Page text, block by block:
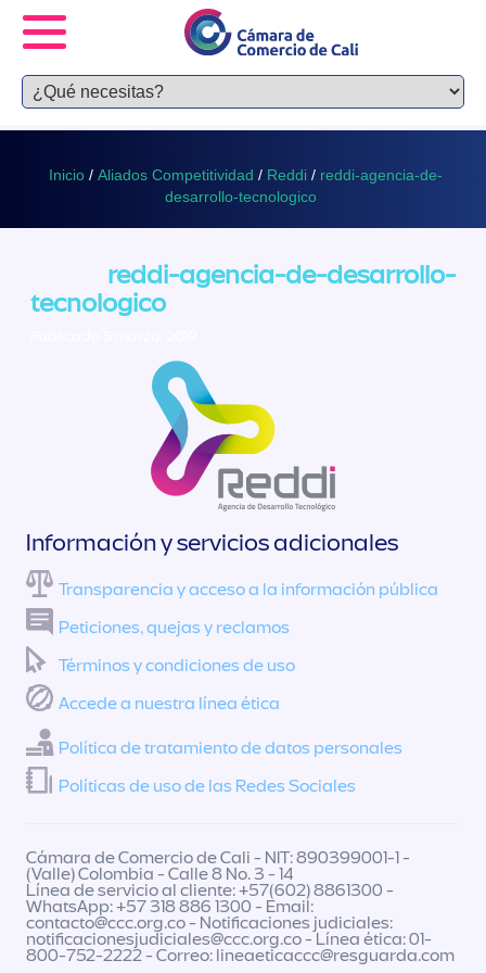
Inicio / Aliados Competitividad / Reddi / reddi-agencia-de-
desarrollo-tecnologico
reddi-agencia-de-desarrollo-
tecnologico
Información y servicios adicionales
Transparencia y acceso a la información pública
Peticiones, quejas y reclamos
Términos y condiciones de uso
Accede a nuestra línea ética
Política de tratamiento de datos personales
Políticas de uso de las Redes Sociales
Cámara de Comercio de Cali - NIT: 890399001-1 -
(Valle) Colombia - Calle 8 No. 3 - 14
Línea de servicio al cliente: +57(602) 8861300 -
WhatsApp: +57 318 886 1300 - Email:
contacto@ccc.org.co- Notificaciones judiciales:
notificacionesjudiciales@ccc.org.co- Línea ética: 01-
800-752-2222 - Correo: lineaeticaccc@resguarda.com